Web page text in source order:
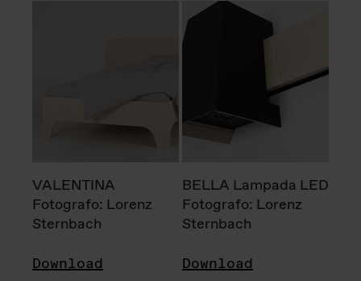
VALENTINA
Fotografo: Lorenz
Sternbach
Download
BELLA Lampada LED
Fotografo: Lorenz
Sternbach
Download